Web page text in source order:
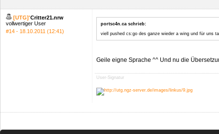
[UTG]'Critter21.nrw
vollwertiger User
#14 - 18.10.2011 (12:41)
portsc4n.ca schrieb:
viell pushed cs:go des ganze wieder a wing und für uns
Geile eigne Sprache ^^ Und nu die
User-Signatur